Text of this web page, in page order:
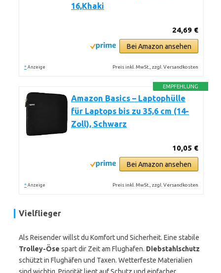
16,Khaki
24,69 €
Bei Amazon ansehen
* Anzeige Preis inkl. MwSt., zzgl. Versandkosten
EMPFEHLUNG
Amazon Basics – Laptophülle
für Laptops bis zu 35,6 cm (14-
Zoll), Schwarz
10,05 €
Bei Amazon ansehen
* Anzeige Preis inkl. MwSt., zzgl. Versandkosten
Vielflieger
Als Reisender willst du Komfort und Sicherheit. Eine stabile
Trolley-Öse spart dir Zeit am Flughafen. Diebstahlschutz
schützt in Flughäfen und Taxen. Wetterfeste Materialien